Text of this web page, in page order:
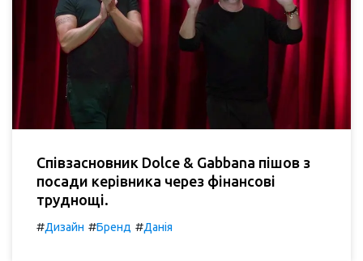
Співзасновник Dolce & Gabbana пішов з
посади керівника через фінансові
труднощі.
#Дизайн #Бренд #Данія